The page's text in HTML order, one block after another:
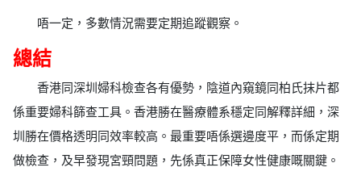
唔一定，多數情況需要定期追蹤觀察。
總結
香港同深圳婦科檢查各有優勢，陰道內窺鏡同柏氏抹片都
係重要婦科篩查工具。香港勝在醫療體系穩定同解釋詳細，深
圳勝在價格透明同效率較高。最重要唔係選邊度平，而係定期
做檢查，及早發現宮頸問題，先係真正保障女性健康嘅關鍵。